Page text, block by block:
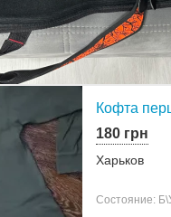
Кофта
180 грн
Харьков
Состояние: